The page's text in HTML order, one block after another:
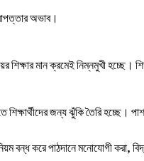
অভাব।
মান ক্রমেই নিম্নমুখী হচ্ছে।
জন্য ঝুঁকি তৈরি হচ্ছে।
করে পাঠদানে মনোযোগী করা,